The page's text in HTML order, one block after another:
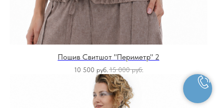
Пошив Свитшот "Периметр" 2
10 500 руб. 15 000 руб.
SALE